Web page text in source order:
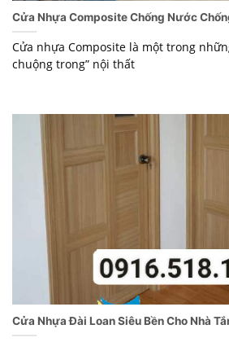
Cửa Nhựa Composite Chống Nước
Cửa nhựa Composite là một trong
chuộng trong” nội thất
Cửa Nhựa Đài Loan Siêu Bền Cho Nhà